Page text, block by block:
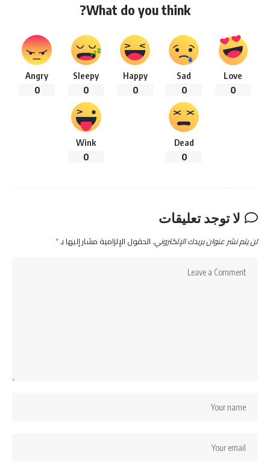
What do you think?
Love
0
Sad
0
Happy
0
Sleepy
0
Angry
0
Dead
0
Wink
0
لا توجد تعليقات
لن يتم نشر عنوان بريدك الإلكتروني. الحقول الإلزامية مشار إليها بـ*